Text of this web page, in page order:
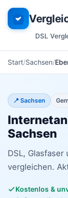
DSL
Start Sachsen
📍 Sachsen
Sachsen
DSL,
vergleichen.
Kostenlos &